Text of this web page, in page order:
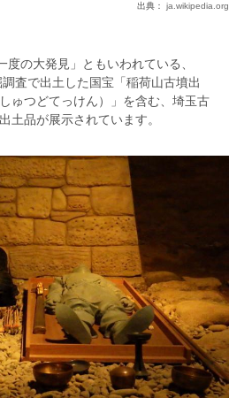
出典： ja.wikipedia.org
の大発見」ともいわれている、
査で出土した国宝「稲荷山古墳出
ゅつどてっけん）」を含む、埼玉古
土品が展示されています。